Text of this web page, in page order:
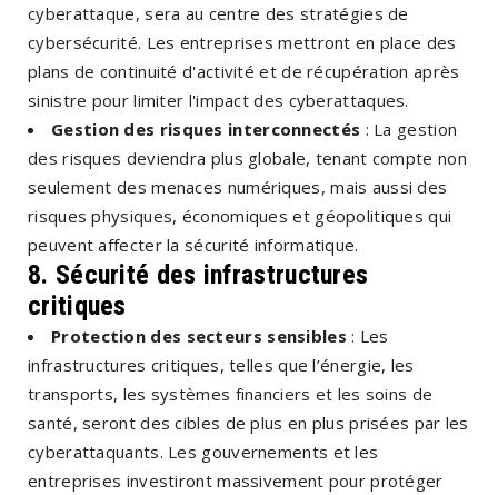
cyberattaque, sera au centre des stratégies de
cybersécurité. Les entreprises mettront en place des
plans de continuité d'activité et de récupération après
sinistre pour limiter l'impact des cyberattaques.
Gestion des risques interconnectés : La gestion
des risques deviendra plus globale, tenant compte non
seulement des menaces numériques, mais aussi des
risques physiques, économiques et géopolitiques qui
peuvent affecter la sécurité informatique.
8. Sécurité des infrastructures
critiques
Protection des secteurs sensibles : Les
infrastructures critiques, telles que l’énergie, les
transports, les systèmes financiers et les soins de
santé, seront des cibles de plus en plus prisées par les
cyberattaquants. Les gouvernements et les
entreprises investiront massivement pour protéger